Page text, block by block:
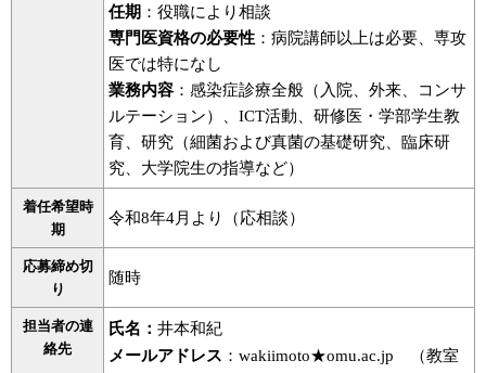
任期 ：役職により相談
専門医資格の必要性 ：病院講師以上は必要、専攻
医では特になし
業務内容 ：感染症診療全般（入院、外来、コンサ
ルテーション）、ICT活動、研修医・学部学生教
育、研究（細菌および真菌の基礎研究、臨床研
究、大学院生の指導など）
着任希望時
期
令和8年4月より（応相談）
応募締め切
り
随時
担当者の連
絡先
氏名： 井本和紀
メールアドレス ：wakiimoto★omu.ac.jp （教室